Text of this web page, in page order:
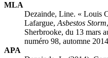
MLA
Dezainde, Line. « Louis
Lafargue, Asbestos Storm
Sherbrooke, du 13 mars
numéro 98, automne
APA